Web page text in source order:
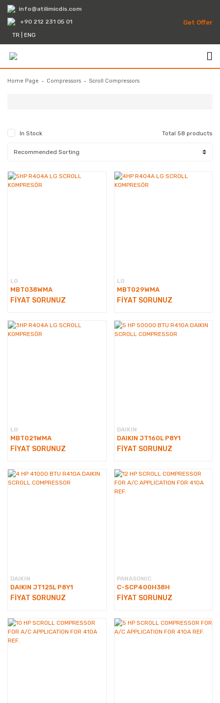
info@atilimicdis.com
+90 212 231 05 01
TR
ENG
Get Offer
Home Page Compressors Scroll Compressors
DAIKIN
In Stock Total 58 products
LG
MBT038WMA
FİYAT SORUNUZ
LG
MBT029WMA
FİYAT SORUNUZ
LG
MBT021WMA
FİYAT SORUNUZ
DAIKIN
DAIKIN JT160L P8Y1
FİYAT SORUNUZ
DAIKIN
DAIKIN JT125L P8Y1
FİYAT SORUNUZ
PANASONIC
C-SCP400H38H
FİYAT SORUNUZ